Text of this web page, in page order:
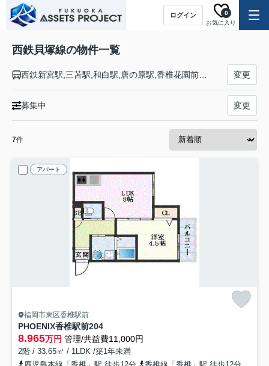
ログイン
お気に入り
0
西鉄貝塚線の物件一覧
変更
募集中 変更
7件
アパート
福岡市東区香椎駅前
PHOENIX香椎駅前204
8.965万円 管理/共益費11,000円
2階 / 33.65㎡ / 1LDK /築1年未満